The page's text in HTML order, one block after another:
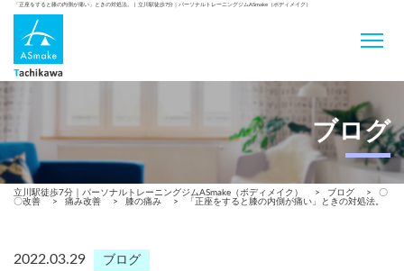
「正座をすると膝の内側が痛い」ときの対処法。 | 立川駅徒歩7分｜パーソナルトレーニングジムASmake（ボディメイク）
ブログ
立川駅徒歩7分｜パーソナルトレーニングジムASmake（ボディメイク） > ブログ >
〇
〇改善
> 痛み改善 > 膝の痛み > 「正座をすると膝の内側が痛い」ときの対処法。
2022.03.29 ブログ